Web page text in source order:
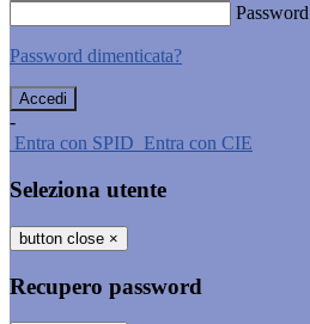
Password
Password dimenticata?
-
Entra con SPID Entra con CIE
Seleziona utente
button close ×
Recupero password